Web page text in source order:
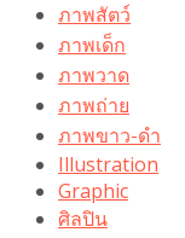
ภาพสัตว์
ภาพเด็ก
ภาพวาด
ภาพถ่าย
ภาพขาว-ดำ
Illustration
Graphic
ศิลปิน